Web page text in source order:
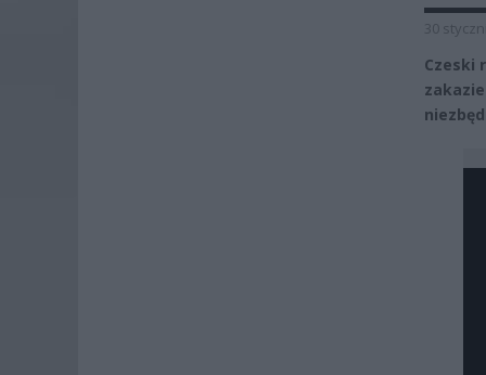
30
Czeski